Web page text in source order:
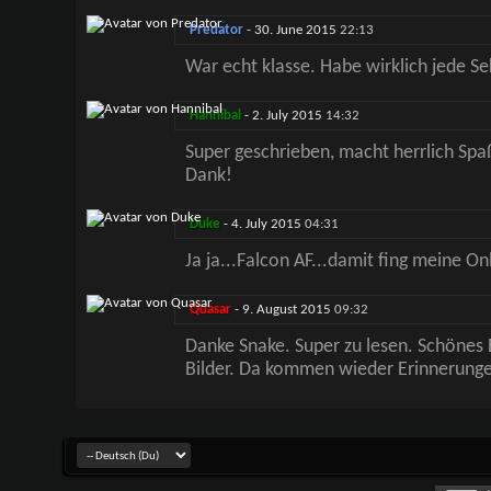
Predator- 30. June 2015 22:13
War echt klasse. Habe wirklich jede
Hannibal - 2. July 2015 14:32
Super geschrieben, macht herrlich
Dank!
Duke - 4. July 2015 04:31
Ja ja...Falcon AF...damit fing meine
Quasar- 9. August 2015 09:32
Danke Snake. Super zu lesen.
Bilder. Da kommen wieder